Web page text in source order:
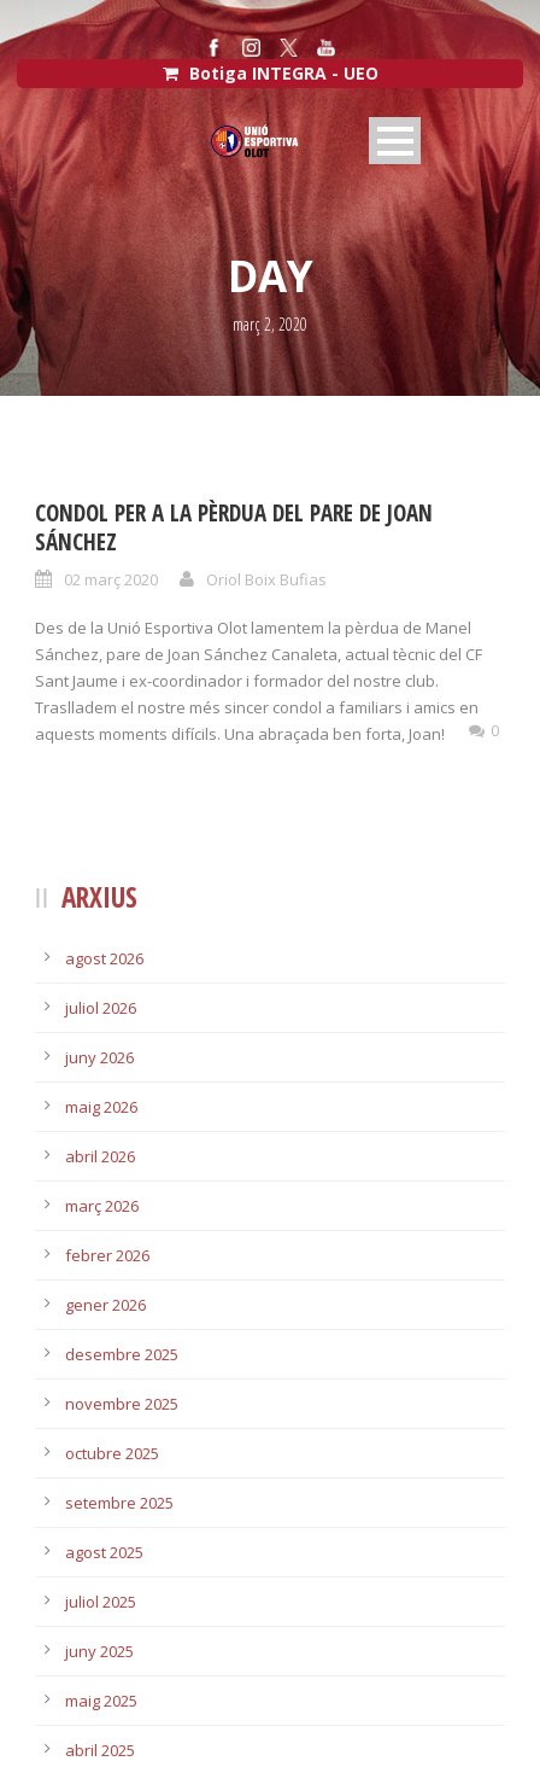
Botiga INTEGRA - UEO
DAY
març 2, 2020
CONDOL PER A LA PÈRDUA DEL PARE DE JOAN
SÁNCHEZ
02 març 2020 Oriol Boix Bufias
Des de la Unió Esportiva Olot lamentem la pèrdua de Manel
Sánchez, pare de Joan Sánchez Canaleta, actual tècnic del CF
Sant Jaume i ex-coordinador i formador del nostre club.
Traslladem el nostre més sincer condol a familiars i amics en
aquests moments difícils. Una abraçada ben forta, Joan!
0
ARXIUS
agost 2026
juliol 2026
juny 2026
maig 2026
abril 2026
març 2026
febrer 2026
gener 2026
desembre 2025
novembre 2025
octubre 2025
setembre 2025
agost 2025
juliol 2025
juny 2025
maig 2025
abril 2025